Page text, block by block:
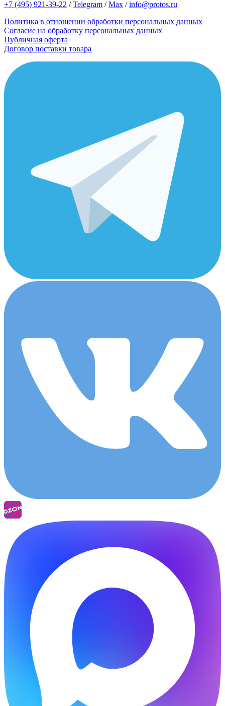
+7 (495) 921-39-22 /Telegram /Max /info@protos.ru
Политика в отношении обработки персональных данных
Согласие на обработку персональных данных
Публичная оферта
Договор поставки товара